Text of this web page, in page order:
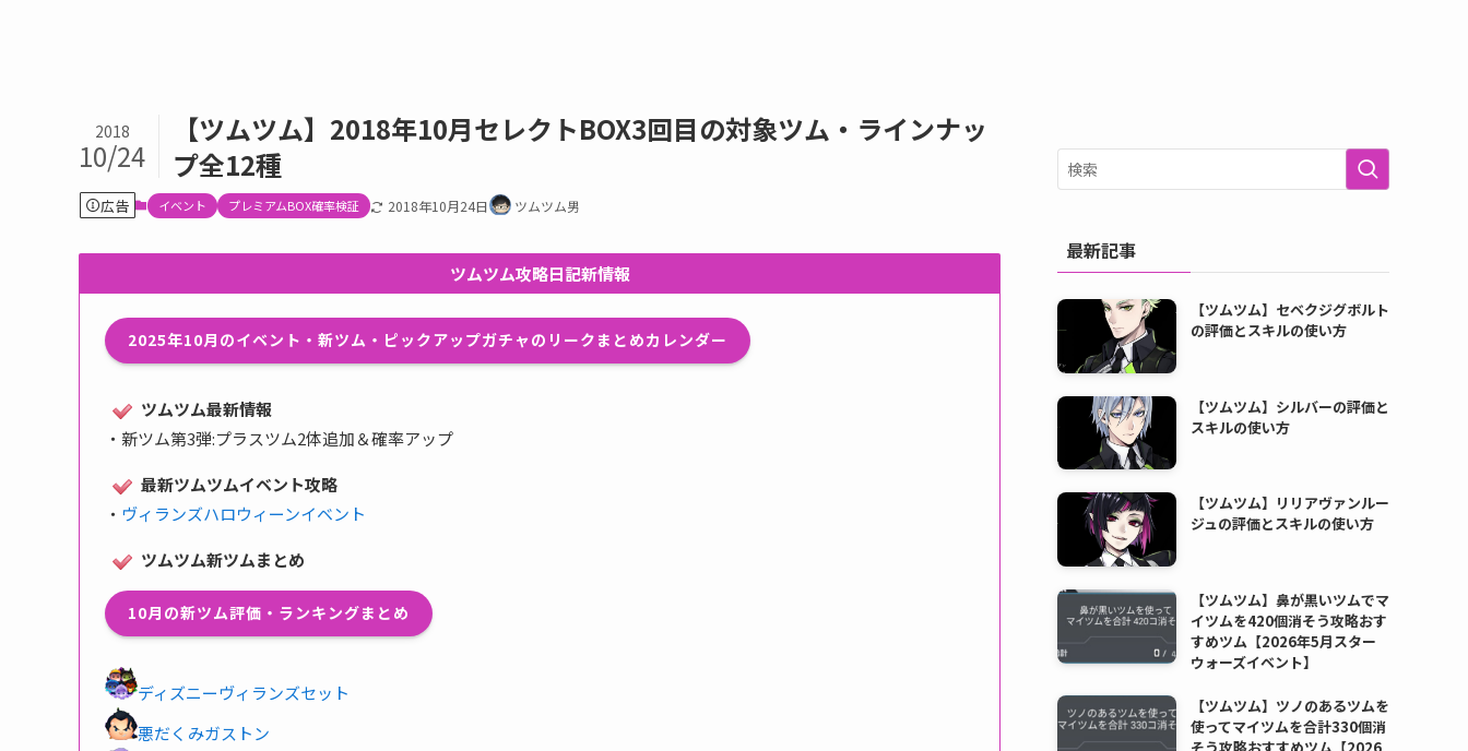
【ツムツム】2018年10月セレクトBOX3回目の対象ツム・ラインナッ
プ全12種
2018
10/24
広告 イベント プレミアムBOX確率検証 2018年10月24日 ツムツム男
ツムツム攻略日記新情報
2025年10月のイベント・新ツム・ピックアップガチャのリークまとめカレンダー
ツムツム最新情報
・ 新ツム第3弾:プラスツム2体追加＆確率アップ
最新ツムツムイベント攻略
・ ヴィランズハロウィーンイベント
ツムツム新ツムまとめ
10月の新ツム評価・ランキングまとめ
ディズニーヴィランズセット
悪だくみガストン
最新記事
【ツムツム】セベクジグボルト
の評価とスキルの使い方
【ツムツム】シルバーの評価と
スキルの使い方
【ツムツム】リリアヴァンルー
ジュの評価とスキルの使い方
【ツムツム】鼻が黒いツムでマ
イツムを420個消そう攻略おす
すめツム【2026年5月スター
ウォーズイベント】
【ツムツム】ツノのあるツムを
使ってマイツムを合計330個消